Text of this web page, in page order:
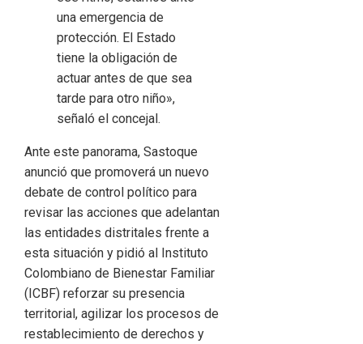
una emergencia de
protección. El Estado
tiene la obligación de
actuar antes de que sea
tarde para otro niño»,
señaló el concejal.
Ante este panorama, Sastoque
anunció que promoverá un nuevo
debate de control político para
revisar las acciones que adelantan
las entidades distritales frente a
esta situación y pidió al Instituto
Colombiano de Bienestar Familiar
(ICBF) reforzar su presencia
territorial, agilizar los procesos de
restablecimiento de derechos y